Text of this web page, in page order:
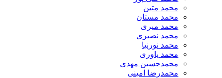
محمد متین
محمد مستان
محمد میری
محمد نصیری
محمد نورنیا
محمد یاوری
محمدحسین مهدی
محمدرضا امینی